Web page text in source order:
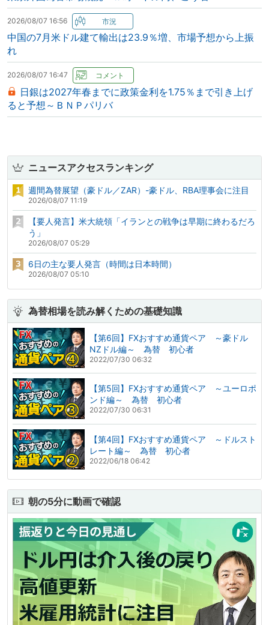
2026/08/07 16:56
中国の7月米ドル建て輸出は23.9％増、市場予想から上振
れ
2026/08/07 16:47
日銀は2027年春までに政策金利を1.75％まで引き上げ
ると予想～ＢＮＰパリバ
ニュースアクセスランキング
週間為替展望（豪ドル／ZAR）-豪ドル、RBA理事会に注目
2026/08/07 11:19
【要人発言】米大統領「イランとの戦争は早期に終わるだろ
う」
2026/08/07 05:29
6日の主な要人発言（時間は日本時間）
2026/08/07 05:10
為替相場を読み解くための基礎知識
【第6回】FXおすすめ通貨ペア ～豪ドル
NZドル編～ 為替 初心者
2022/07/30 06:32
【第5回】FXおすすめ通貨ペア ～ユーロポ
ンド編～ 為替 初心者
2022/07/30 06:31
【第4回】FXおすすめ通貨ペア ～ドルスト
レート編～ 為替 初心者
2022/06/18 06:42
朝の5分に動画で確認